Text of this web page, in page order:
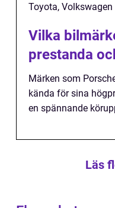
Toyota, Volkswagen
Vilka
prestanda
Märken som
kända för sina
en spännande
Läs